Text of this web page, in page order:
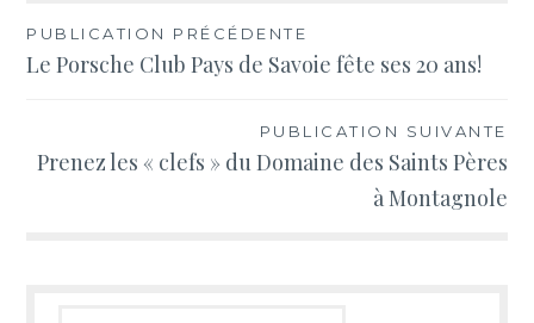
Navigation
de
PUBLICATION PRÉCÉDENTE
Le Porsche Club Pays de Savoie fête ses 20 ans!
PUBLICATION SUIVANTE
Prenez les « clefs » du Domaine des Saints Pères
à Montagnole